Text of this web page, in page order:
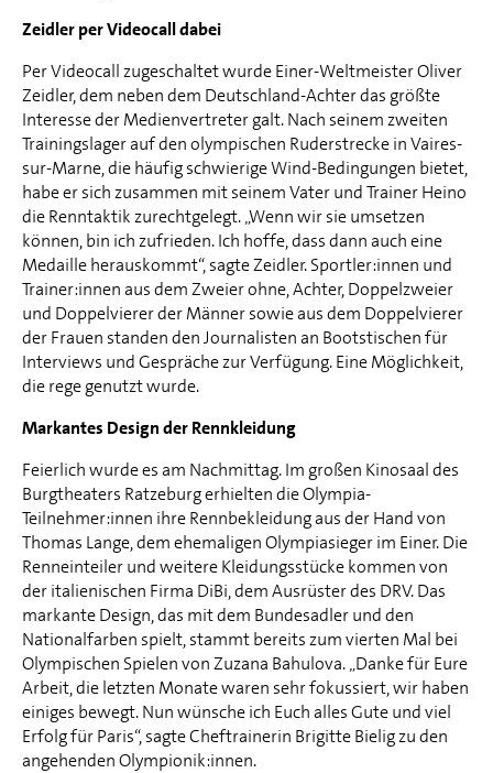
Zeidler per Videocall dabei
Per Videocall zugeschaltet wurde Einer-Weltmeister Oliver
Zeidler, dem neben dem Deutschland-Achter das größte
Interesse der Medienvertreter galt. Nach seinem zweiten
Trainingslager auf den olympischen Ruderstrecke in Vaires-
sur-Marne, die häufig schwierige Wind-Bedingungen bietet,
habe er sich zusammen mit seinem Vater und Trainer Heino
die Renntaktik zurechtgelegt. „Wenn wir sie umsetzen
können, bin ich zufrieden. Ich hoffe, dass dann auch eine
Medaille herauskommt“, sagte Zeidler. Sportler:innen und
Trainer:innen aus dem Zweier ohne, Achter, Doppelzweier
und Doppelvierer der Männer sowie aus dem Doppelvierer
der Frauen standen den Journalisten an Bootstischen für
Interviews und Gespräche zur Verfügung. Eine Möglichkeit,
die rege genutzt wurde.
Markantes Design der Rennkleidung
Feierlich wurde es am Nachmittag. Im großen Kinosaal des
Burgtheaters Ratzeburg erhielten die Olympia-
Teilnehmer:innen ihre Rennbekleidung aus der Hand von
Thomas Lange, dem ehemaligen Olympiasieger im Einer. Die
Renneinteiler und weitere Kleidungsstücke kommen von
der italienischen Firma DiBi, dem Ausrüster des DRV. Das
markante Design, das mit dem Bundesadler und den
Nationalfarben spielt, stammt bereits zum vierten Mal bei
Olympischen Spielen von Zuzana Bahulova. „Danke für Eure
Arbeit, die letzten Monate waren sehr fokussiert, wir haben
einiges bewegt. Nun wünsche ich Euch alles Gute und viel
Erfolg für Paris“, sagte Cheftrainerin Brigitte Bielig zu den
angehenden Olympionik:innen.